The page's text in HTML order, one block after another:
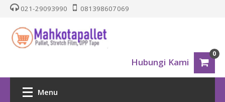
021-29093990 081398607069
Hubungi Kami
0
Menu